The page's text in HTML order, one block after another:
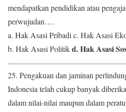
mendapatkan pendidikan atau
perwujudan….
a. Hak Asasi Pribadi c. Hak Asasi
b. Hak Asasi Politikd. Hak Asasi
25. Pengakuan dan jaminan
Indonesia telah cukup banyak
dalam nilai-nilai maupun dalam